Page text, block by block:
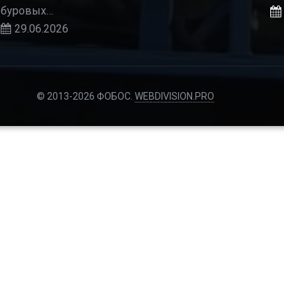
буровых…
29.06.2026
© 2013-2026 ФОБОС. WEBDIVISION.PRO